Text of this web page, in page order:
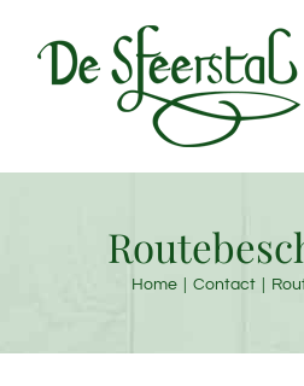
naar
Home Contact